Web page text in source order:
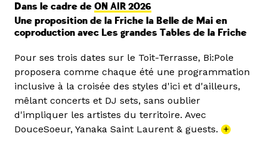
Dans le cadre de ON AIR 2026
Une proposition de la Friche la Belle de Mai en
coproduction avec Les grandes Tables de la Friche
Pour ses trois dates sur le Toit-Terrasse, Bi:Pole
proposera comme chaque été une programmation
inclusive à la croisée des styles d'ici et d'ailleurs,
mêlant concerts et DJ sets, sans oublier
d'impliquer les artistes du territoire. Avec
DouceSoeur, Yanaka Saint Laurent & guests. +